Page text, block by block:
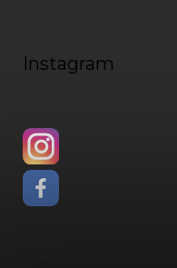
Instagram